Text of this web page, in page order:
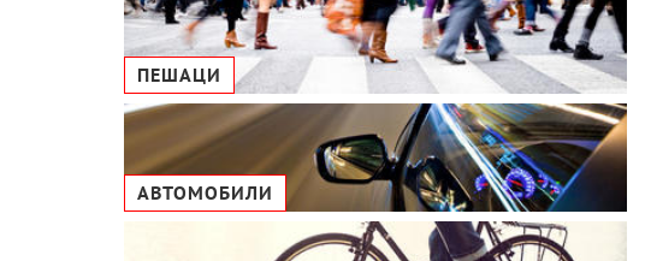
ПЕШАЦИ
АВТОМОБИЛИ